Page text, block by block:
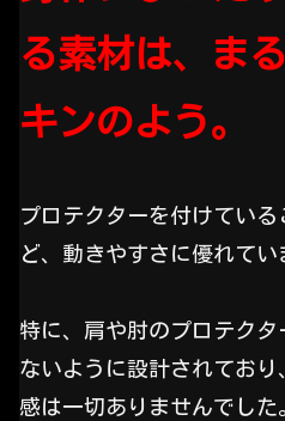
る素材は、ま
キンのよう。
プロテクターを付けてい
ど、動きやすさに優れてい
特に、肩や肘のプロテク
ないように設計されてお
感は一切ありませんでした